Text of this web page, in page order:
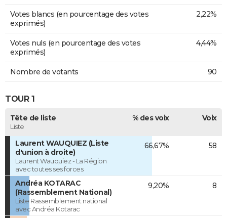
Votes blancs (en pourcentage des votes
exprimés)
2,22%
Votes nuls (en pourcentage des votes
exprimés)
4,44%
Nombre de votants 90
TOUR 1
Tête de liste
Liste
% des voix Voix
Laurent WAUQUIEZ (Liste
d'union à droite)
Laurent Wauquiez - La Région
avec toutes ses forces
66,67% 58
Andréa KOTARAC
(Rassemblement National)
Liste Rassemblement national
avec Andréa Kotarac
9,20% 8